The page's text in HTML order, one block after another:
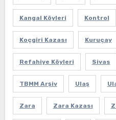
Kangal Köyleri Kontrol
Koçgiri Kazası Kuruçay
Refahiye Köyleri Sivas
TBMM Arşiv Ulaş
Zara Zara Kazası